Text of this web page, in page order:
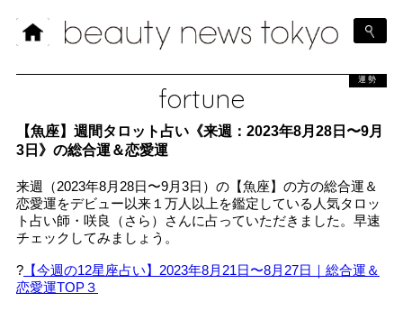
fortune
運勢
【魚座】週間タロット占い《来週：2023年8月28日〜9月
3日》の総合運＆恋愛運
来週（2023年8月28日〜9月3日）の【魚座】の方の総合運＆
恋愛運をデビュー以来１万人以上を鑑定している人気タロッ
ト占い師・咲良（さら）さんに占っていただきました。早速
チェックしてみましょう。
? 【今週の12星座占い】2023年8月21日〜8月27日｜総合運＆
恋愛運TOP３